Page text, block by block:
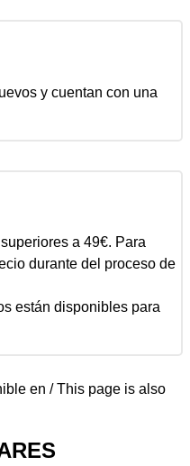
y cuentan con una
a 49€. Para
durante del proceso de
están disponibles para
en / This page is also